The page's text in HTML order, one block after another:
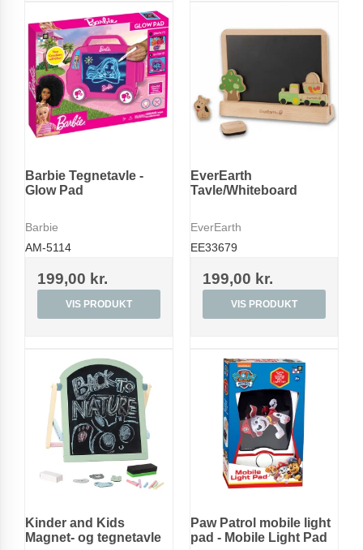
Barbie Tegnetavle -
Glow Pad
Barbie
AM-5114
199,00 kr.
VIS PRODUKT
EverEarth
Tavle/Whiteboard
EverEarth
EE33679
199,00 kr.
VIS PRODUKT
Kinder and Kids
Magnet- og tegnetavle
Paw Patrol mobile light
pad - Mobile Light Pad